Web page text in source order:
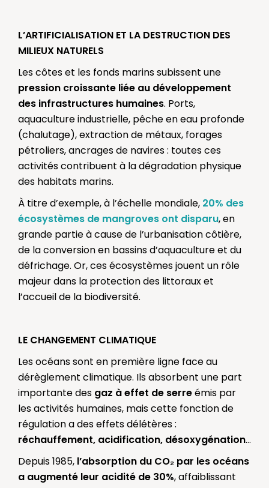
L’ARTIFICIALISATION ET LA DESTRUCTION DES
MILIEUX NATURELS
Les côtes et les fonds marins subissent une
pression croissante liée au développement
des infrastructures humaines. Ports,
aquaculture industrielle, pêche en eau profonde
(chalutage), extraction de métaux, forages
pétroliers, ancrages de navires : toutes ces
activités contribuent à la dégradation physique
des habitats marins.
À titre d’exemple, à l’échelle mondiale, 20% des
écosystèmes de mangroves ont disparu, en
grande partie à cause de l’urbanisation côtière,
de la conversion en bassins d’aquaculture et du
défrichage. Or, ces écosystèmes jouent un rôle
majeur dans la protection des littoraux et
l’accueil de la biodiversité.
LE CHANGEMENT CLIMATIQUE
Les océans sont en première ligne face au
dérèglement climatique. Ils absorbent une part
importante des gaz à effet de serreémis par
les activités humaines, mais cette fonction de
régulation a des effets délétères :
réchauffement, acidification, désoxygénation...
Depuis 1985, l’absorption du CO₂ par les océans
a augmenté leur acidité de 30%, affaiblissant